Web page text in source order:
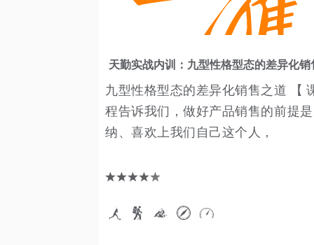
天勤实战内训：九型性格型态的差异化销
九型性格型态的差异化销售之道 【
程告诉我们，做好产品销售的前提
纳、喜欢上我们自己这个人，